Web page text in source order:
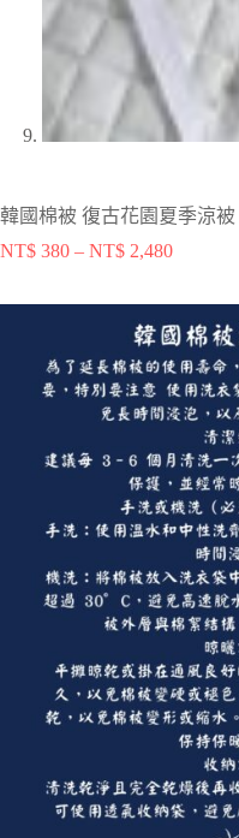
韓國棉被 復古花園夏季涼被
NT$ 380 – NT$ 2,480